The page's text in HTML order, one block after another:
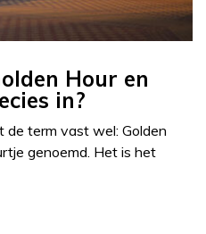
Hour en
in?
term vast wel: Golden
genoemd. Het is het